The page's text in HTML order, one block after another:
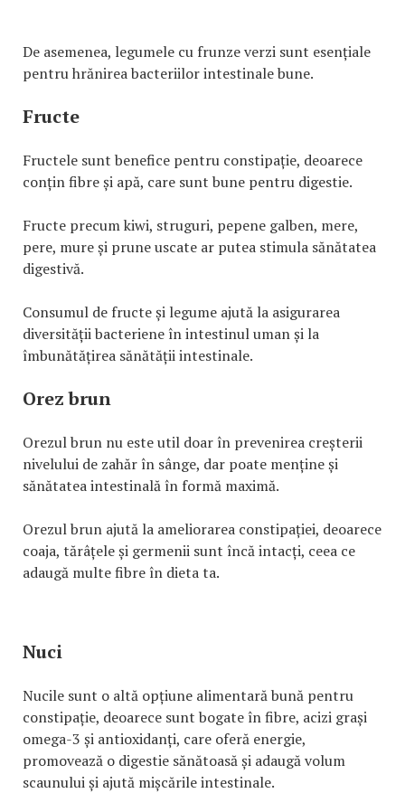
De asemenea, legumele cu frunze verzi sunt esențiale
pentru hrănirea bacteriilor intestinale bune.
Fructe
Fructele sunt benefice pentru constipație, deoarece
conțin fibre și apă, care sunt bune pentru digestie.
Fructe precum kiwi, struguri, pepene galben, mere,
pere, mure și prune uscate ar putea stimula sănătatea
digestivă.
Consumul de fructe și legume ajută la asigurarea
diversității bacteriene în intestinul uman și la
îmbunătățirea sănătății intestinale.
Orez brun
Orezul brun nu este util doar în prevenirea creșterii
nivelului de zahăr în sânge, dar poate menține și
sănătatea intestinală în formă maximă.
Orezul brun ajută la ameliorarea constipației, deoarece
coaja, tărâțele și germenii sunt încă intacți, ceea ce
adaugă multe fibre în dieta ta.
Nuci
Nucile sunt o altă opțiune alimentară bună pentru
constipație, deoarece sunt bogate în fibre, acizi grași
omega-3 și antioxidanți, care oferă energie,
promovează o digestie sănătoasă și adaugă volum
scaunului și ajută mișcările intestinale.